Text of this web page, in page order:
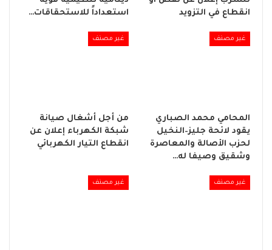
انقطاع في التزويد
استعداداً للاستحقاقات…
غير مصنف
المحامي محمد الصباري
يقود لائحة جليز–النخيل
لحزب الأصالة والمعاصرة
وشقيق وصيفا له…
غير مصنف
من أجل أشغال صيانة
شبكة الكهرباء إعلان عن
انقطاع التيار الكهربائي
غير مصنف غير مصنف